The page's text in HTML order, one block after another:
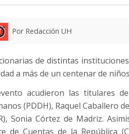
Por Redacción UH
de distintas
a más de un centenar de
acudieron las titulares
(PDDH), Raquel Caballero
Sonia Córtez de Madriz.
de Cuentas de la República